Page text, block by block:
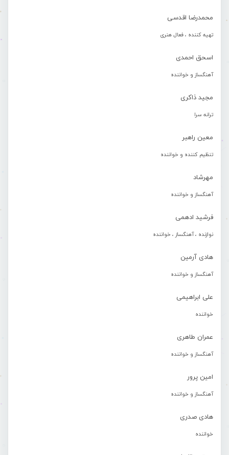
محمدرضا اقدسی
تهیه کننده ، فعال هنری
اسحق احمدی
آهنگساز و خواننده
مجید ذاکری
ترانه سرا
معین راهبر
تنظیم کننده و خواننده
مهرشاد
آهنگساز و خواننده
فرشید ادهمی
نوازنده ، آهنگساز ، خواننده
هادی آرمین
آهنگساز و خواننده
علی ابراهیمی
خواننده
عمران طاهری
آهنگساز و خواننده
امین پرور
آهنگساز و خواننده
هادی صدری
خواننده